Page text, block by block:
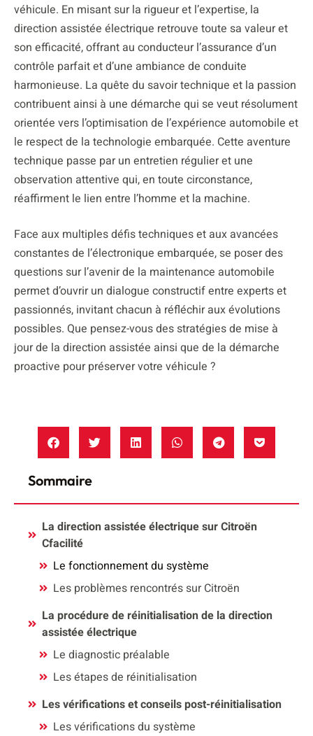
véhicule. En misant sur la rigueur et l’expertise, la
direction assistée électrique retrouve toute sa valeur et
son efficacité, offrant au conducteur l’assurance d’un
contrôle parfait et d’une ambiance de conduite
harmonieuse. La quête du savoir technique et la passion
contribuent ainsi à une démarche qui se veut résolument
orientée vers l’optimisation de l’expérience automobile et
le respect de la technologie embarquée. Cette aventure
technique passe par un entretien régulier et une
observation attentive qui, en toute circonstance,
réaffirment le lien entre l’homme et la machine.
Face aux multiples défis techniques et aux avancées
constantes de l’électronique embarquée, se poser des
questions sur l’avenir de la maintenance automobile
permet d’ouvrir un dialogue constructif entre experts et
passionnés, invitant chacun à réfléchir aux évolutions
possibles. Que pensez-vous des stratégies de mise à
jour de la direction assistée ainsi que de la démarche
proactive pour préserver votre véhicule ?
Sommaire
La direction assistée électrique sur Citroën
Cfacilité
Le fonctionnement du système
Les problèmes rencontrés sur Citroën
La procédure de réinitialisation de la direction
assistée électrique
Le diagnostic préalable
Les étapes de réinitialisation
Les vérifications et conseils post-réinitialisation
Les vérifications du système